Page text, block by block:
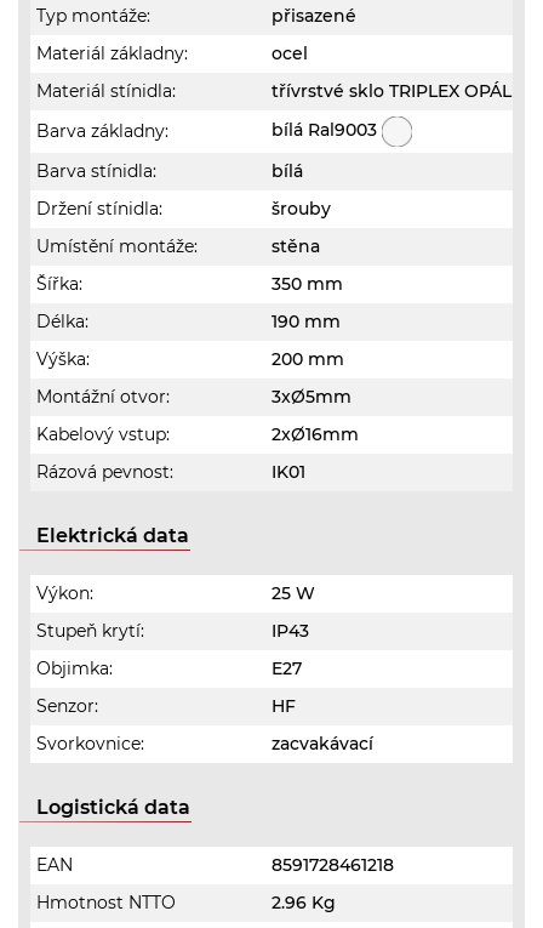
Typ montáže:
přisazené
Materiál základny:
ocel
Materiál stínidla:
třívrstvé sklo TRIPLEX OPÁL
Barva základny:
bílá Ral9003
Barva stínidla:
bílá
Držení stínidla:
šrouby
Umístění montáže:
stěna
Šířka:
350 mm
Délka:
190 mm
Výška:
200 mm
Montážní otvor:
3xØ5mm
Kabelový vstup:
2xØ16mm
Rázová pevnost:
IK01
Elektrická data
Výkon:
25 W
Stupeň krytí:
IP43
Objimka:
E27
Senzor:
HF
Svorkovnice:
zacvakávací
Logistická data
EAN
8591728461218
Hmotnost NTTO
2.96 Kg